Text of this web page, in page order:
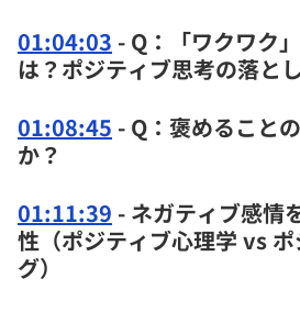
01:04:03 - Q：「ワクワク
は？ポジティブ思考の落と
01:08:45 - Q：褒めること
か？
01:11:39 - ネガティブ感情
性（ポジティブ心理学 vs
グ）